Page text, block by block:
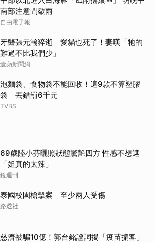
南部注意間歇雨
自由電子報
牙醫張元瀚猝逝 愛貓也死了！妻嘆「牠的
難過不比我們少」
壹蘋新聞網
泡麵袋、食物袋不能回收！這9款不算塑膠
袋 丟錯罰6千元
TVBS
69歲陸小芬曬照狀態驚艷四方 性感不想遮
「姐真的太辣」
鏡週刊
泰國校園槍擊案 至少兩人受傷
路透社
慈濟被騙10億！郭台銘證詞揭「疫苗掮客」